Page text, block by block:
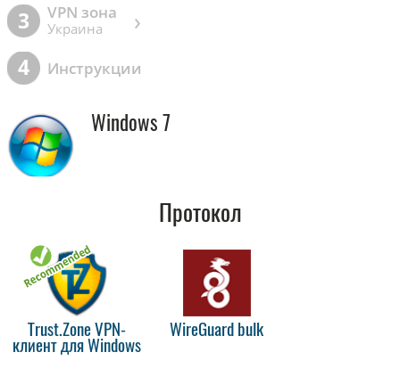
3 VPN зона
Украина ›
4 Инструкции
Windows 7
Протокол
Trust.Zone VPN-
клиент для Windows
WireGuard bulk